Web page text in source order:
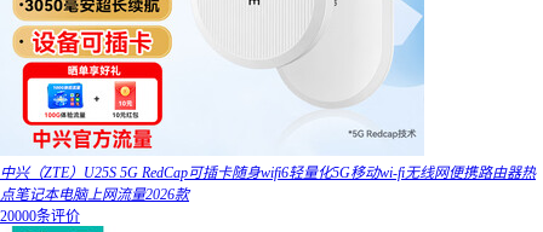
中兴（ZTE）U25S 5G RedCap可插卡随身wifi6轻量化5G移动wi-fi无线网便携路由器热
点笔记本电脑上网流量2026款
20000条评价